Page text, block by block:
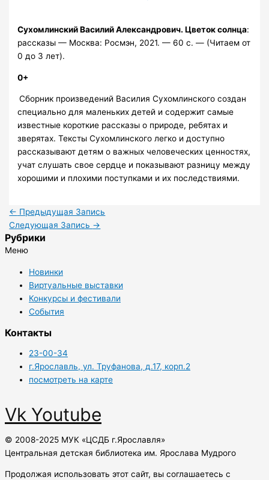
Сухомлинский Василий Александрович.Цветок солнца:
рассказы — Москва: Росмэн, 2021. — 60 с. — (Читаем от
0 до 3 лет).
0+
Сборник произведений Василия Сухомлинского создан
специально для маленьких детей и содержит самые
известные короткие рассказы о природе, ребятах и
зверятах. Тексты Сухомлинского легко и доступно
рассказывают детям о важных человеческих ценностях,
учат слушать свое сердце и показывают разницу между
хорошими и плохими поступками и их последствиями.
← Предыдущая Запись
Следующая Запись →
Рубрики
Меню
Новинки
Виртуальные выставки
Конкурсы и фестивали
События
Контакты
23-00-34
г.Ярославль, ул. Труфанова, д.17, корп.2
посмотреть на карте
Vk Youtube
© 2008-2025 МУК «ЦСДБ г.Ярославля»
Центральная детская библиотека им. Ярослава Мудрого
Продолжая использовать этот сайт, вы соглашаетесь с